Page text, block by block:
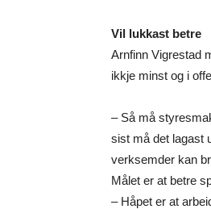
Vil lukkast betre
Arnfinn Vigrestad
ikkje minst og i
– Så må
sist må det lagast
verksemder kan
Målet er at betre
– Håpet er at